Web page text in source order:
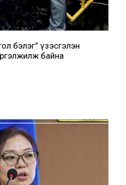
бэлэг” үзэсгэлэн
байна